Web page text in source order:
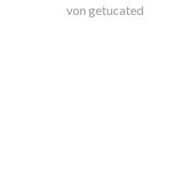
von getucated